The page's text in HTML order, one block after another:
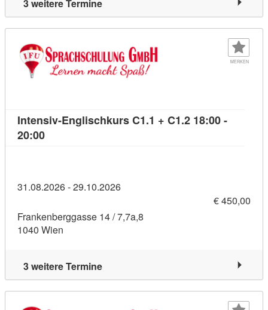
3 weitere Termine
MERKEN
Intensiv-Englischkurs C1.1 + C1.2 18:00 -
20:00Kursdetail: Intensiv-Englischkurs C1.1 + C1.2
31.08.2026 - 29.10.2026
€ 450,00
Frankenberggasse 14 / 7,7a,8
1040 Wien
3 weitere Termine